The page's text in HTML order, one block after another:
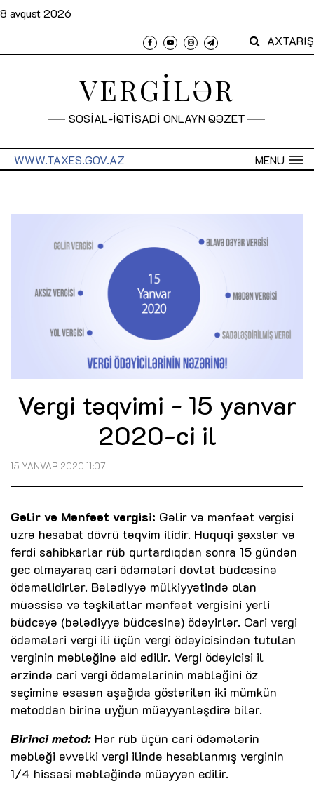
8 avqust 2026
AXTARIŞ
VERGİLƏR
SOSİAL-İQTİSADİ ONLAYN QƏZET
MENU
WWW.TAXES.GOV.AZ
Vergi təqvimi - 15 yanvar
2020-ci il
15 YANVAR 2020 11:07
Gəlir və Mənfəət vergisi: Gəlir və mənfəət vergisi
üzrə hesabat dövrü təqvim ilidir. Hüquqi şəxslər və
fərdi sahibkarlar rüb qurtardıqdan sonra 15 gündən
gec olmayaraq cari ödəmələri dövlət büdcəsinə
ödəməlidirlər. Bələdiyyə mülkiyyətində olan
müəssisə və təşkilatlar mənfəət vergisini yerli
büdcəyə (bələdiyyə büdcəsinə) ödəyirlər. Cari vergi
ödəmələri vergi ili üçün vergi ödəyicisindən tutulan
verginin məbləğinə aid edilir. Vergi ödəyicisi il
ərzində cari vergi ödəmələrinin məbləğini öz
seçiminə əsasən aşağıda göstərilən iki mümkün
metoddan birinə uyğun müəyyənləşdirə bilər.
Birinci metod: Hər rüb üçün cari ödəmələrin
məbləği əvvəlki vergi ilində hesablanmış verginin
1/4 hissəsi məbləğində müəyyən edilir.